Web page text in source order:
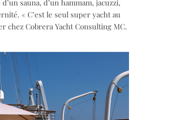
sauna, d’un hammam, jacuzzi,
« C’est le seul super yacht au
chez Cobrera Yacht Consulting MC.